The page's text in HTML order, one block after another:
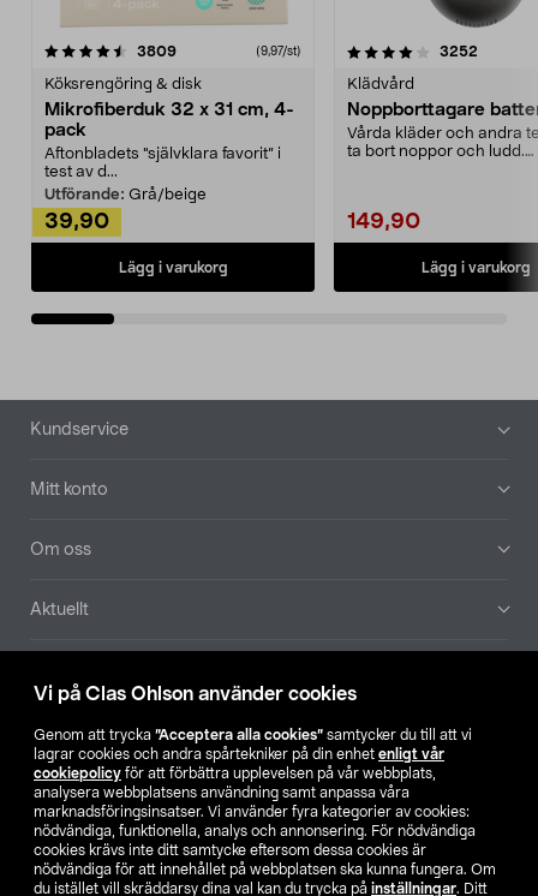
Vi på Clas Ohlson använder cookies
Genom att trycka ”Acceptera alla cookies” samtycker du till att vi
lagrar cookies och andra spårtekniker på din enhet enligt vår
cookiepolicy för att förbättra upplevelsen på vår webbplats,
analysera webbplatsens användning samt anpassa våra
marknadsföringsinsatser. Vi använder fyra kategorier av cookies:
nödvändiga, funktionella, analys och annonsering. För nödvändiga
cookies krävs inte ditt samtycke eftersom dessa cookies är
nödvändiga för att innehållet på webbplatsen ska kunna fungera. Om
du istället vill skräddarsy dina val kan du trycka på inställningar. Ditt
3809recensioner (9,97/st)
Köksrengöring & disk
Mikrofiberduk 32 x 31 cm, 4-
pack
Aftonbladets "självklara favorit” i
test av d...
Utförande: Grå/beige
39,90
Lägg i varukorg
4.0av 5 stjärnor 3252
Klädvård
Noppborttagare
Vårda kläder och andra
ta bort noppor och ludd.
149,90
Lägg i varukorg
4.5av 5 stjärnor
Sidfot
Kundservice
Mitt konto
Om oss
Aktuellt
Hitta butik
SE NO FI